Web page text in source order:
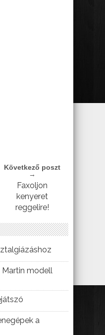
Következő poszt
→
Faxoljon
kenyeret
reggelire!
Martin modell
a